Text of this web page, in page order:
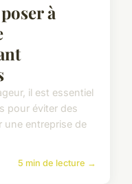
à
il est essentiel
pour éviter des
une entreprise de
5 min de lecture →